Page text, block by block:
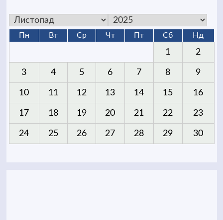
Пн Вт Ср Чт Пт Сб Нд
1 2
3 4 5 6 7 8 9
10 11 12 13 14 15 16
17 18 19 20 21 22 23
24 25 26 27 28 29 30